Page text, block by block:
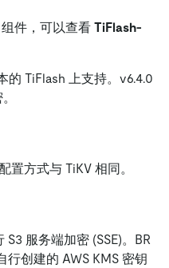
件，可以查看 TiFlash-
的 TiFlash 上支持。v6.4.0
置方式与 TiKV 相同。
服务端加密 (SSE)。BR
行创建的 AWS KMS 密钥